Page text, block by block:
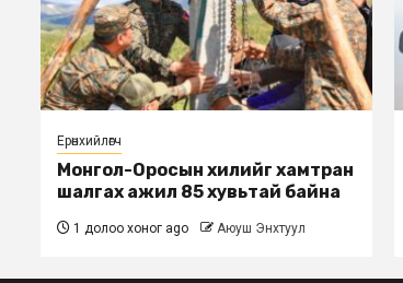
Ерөнхийлөгч
Монгол-Оросын хилийг хамтран
шалгах ажил 85 хувьтай байна
1 долоо хоног ago Аюуш Энхтуул